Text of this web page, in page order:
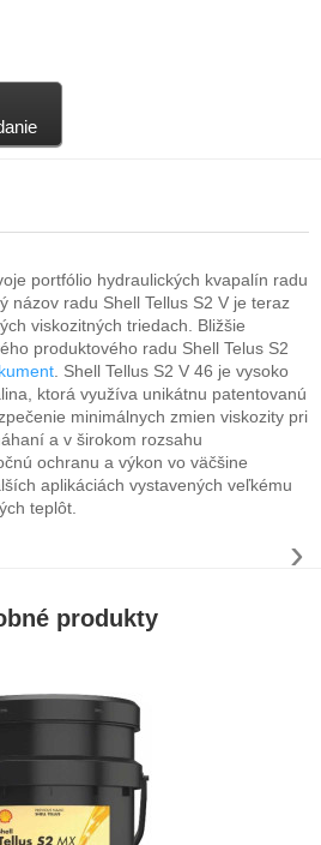
portfólio hydraulických kvapalín radu
názov radu Shell Tellus S2 V je teraz
viskozitných triedach. Bližšie
produktového radu Shell Telus S2
. Shell Tellus S2 V 46 je vysoko
ktorá využíva unikátnu patentovanú
minimálnych zmien viskozity pri
a v širokom rozsahu
ochranu a výkon vo väčšine
aplikáciách vystavených veľkému
teplôt.
produkty
›